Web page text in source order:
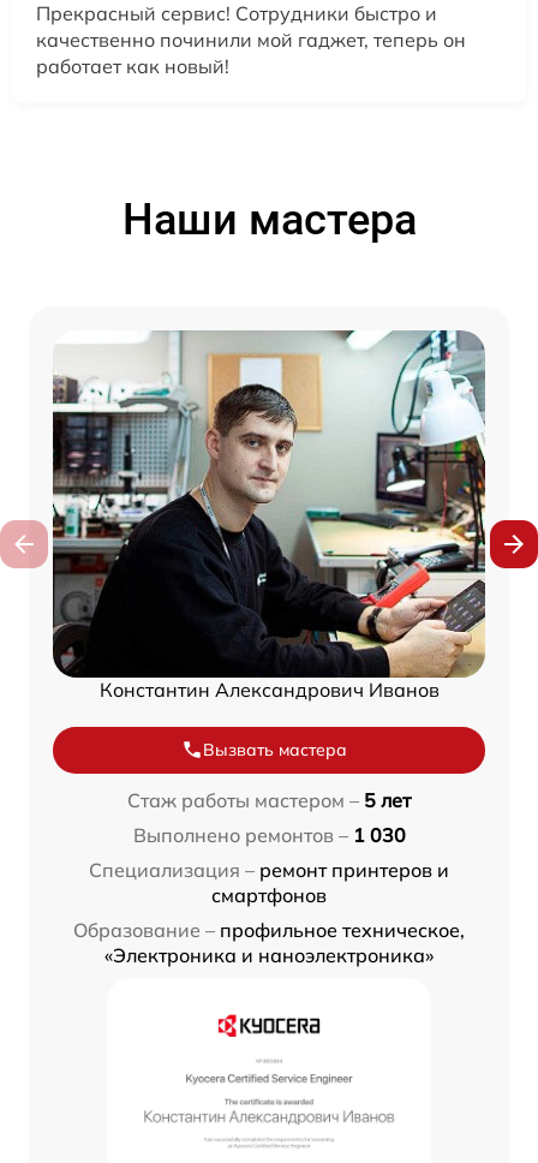
Прекрасный сервис! Сотрудники быстро и
качественно починили мой гаджет, теперь он
работает как новый!
Наши мастера
Константин Александрович Иванов
Вызвать мастера
Стаж работы мастером – 5 лет
Выполнено ремонтов – 1 030
Специализация – ремонт принтеров и
смартфонов
Образование – профильное техническое,
«Электроника и наноэлектроника»